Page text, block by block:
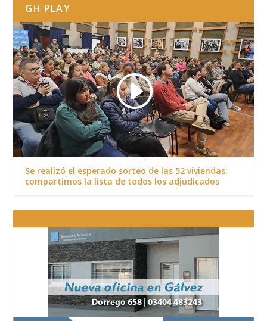
GH PLAY
Se realizó el esperado sorteo de las 52 viviendas:
compartimos la lista de todos los adjudicados